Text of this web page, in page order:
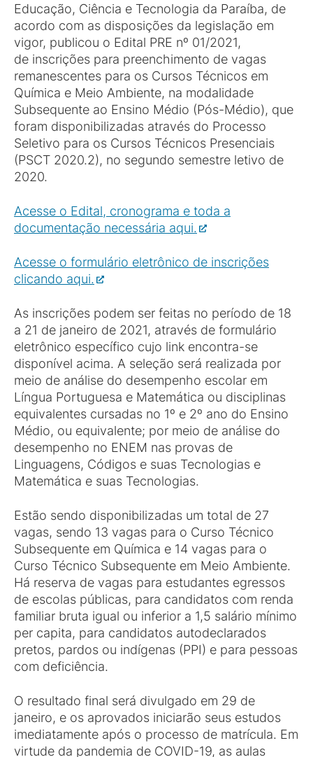
Educação, Ciência e Tecnologia da Paraíba, de
acordo com as disposições da legislação em
vigor, publicou o Edital PRE nº 01/2021,
de inscrições para preenchimento de vagas
remanescentes para os Cursos Técnicos em
Química e Meio Ambiente, na modalidade
Subsequente ao Ensino Médio (Pós-Médio), que
foram disponibilizadas através do Processo
Seletivo para os Cursos Técnicos Presenciais
(PSCT 2020.2), no segundo semestre letivo de
2020.
Acesse o Edital, cronograma e toda a
documentação necessária aqui.
Acesse o formulário eletrônico de inscrições
clicando aqui.
As inscrições podem ser feitas no período de 18
a 21 de janeiro de 2021, através de formulário
eletrônico específico cujo link encontra-se
disponível acima. A seleção será realizada por
meio de análise do desempenho escolar em
Língua Portuguesa e Matemática ou disciplinas
equivalentes cursadas no 1º e 2º ano do Ensino
Médio, ou equivalente; por meio de análise do
desempenho no ENEM nas provas de
Linguagens, Códigos e suas Tecnologias e
Matemática e suas Tecnologias.
Estão sendo disponibilizadas um total de 27
vagas, sendo 13 vagas para o Curso Técnico
Subsequente em Química e 14 vagas para o
Curso Técnico Subsequente em Meio Ambiente.
Há reserva de vagas para estudantes egressos
de escolas públicas, para candidatos com renda
familiar bruta igual ou inferior a 1,5 salário mínimo
per capita, para candidatos autodeclarados
pretos, pardos ou indígenas (PPI) e para pessoas
com deficiência.
O resultado final será divulgado em 29 de
janeiro, e os aprovados iniciarão seus estudos
imediatamente após o processo de matrícula. Em
virtude da pandemia de COVID-19, as aulas